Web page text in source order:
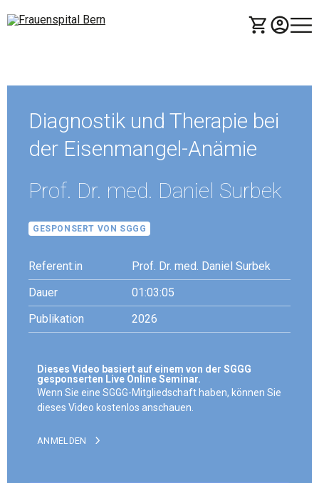
Diagnostik und Therapie bei
der Eisenmangel-Anämie
Prof. Dr. med. Daniel Surbek
GESPONSERT VON SGGG
Referent:in
Prof. Dr. med. Daniel Surbek
Dauer
01:03:05
Publikation
2026
Dieses Video basiert auf einem von der SGGG
gesponserten Live Online Seminar.
Wenn Sie eine SGGG-Mitgliedschaft haben, können Sie
dieses Video kostenlos anschauen.
ANMELDEN